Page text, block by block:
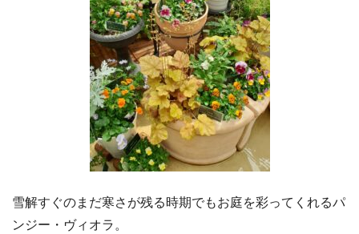
雪解すぐのまだ寒さが残る時期でもお庭を彩ってくれるパ
ンジー・ヴィオラ。